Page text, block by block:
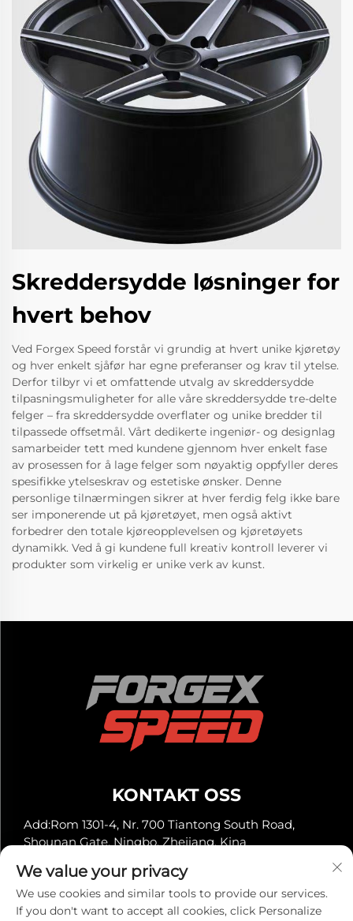
Skreddersydde løsninger for
hvert behov
Ved Forgex Speed forstår vi grundig at hvert unike kjøretøy
og hver enkelt sjåfør har egne preferanser og krav til ytelse.
Derfor tilbyr vi et omfattende utvalg av skreddersydde
tilpasningsmuligheter for alle våre skreddersydde tre-delte
felger – fra skreddersydde overflater og unike bredder til
tilpassede offsetmål. Vårt dedikerte ingeniør- og designlag
samarbeider tett med kundene gjennom hver enkelt fase
av prosessen for å lage felger som nøyaktig oppfyller deres
spesifikke ytelseskrav og estetiske ønsker. Denne
personlige tilnærmingen sikrer at hver ferdig felg ikke bare
ser imponerende ut på kjøretøyet, men også aktivt
forbedrer den totale kjøreopplevelsen og kjøretøyets
dynamikk. Ved å gi kundene full kreativ kontroll leverer vi
produkter som virkelig er unike verk av kunst.
KONTAKT OSS
Add:Rom 1301-4, Nr. 700 Tiantong South Road,
Shounan Gate, Ningbo, Zhejiang, Kina
Tlf: +86-13929561315
E-post:[email protected]
We value your privacy
We use cookies and similar tools to provide our services.
If you don't want to accept all cookies, click Personalize